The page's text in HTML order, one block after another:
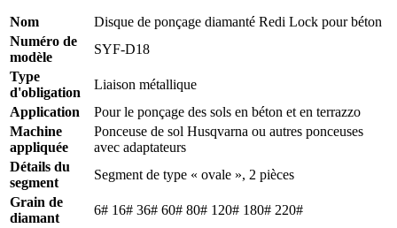
Nom
Disque de ponçage diamanté Redi Lock pour béton
Numéro de
modèle
SYF-D18
Type
d'obligation
Liaison métallique
Application
Pour le ponçage des sols en béton et en terrazzo
Machine
appliquée
Ponceuse de sol Husqvarna ou autres ponceuses
avec adaptateurs
Détails du
segment
Segment de type « ovale », 2 pièces
Grain de
diamant
6# 16# 36# 60# 80# 120# 180# 220#